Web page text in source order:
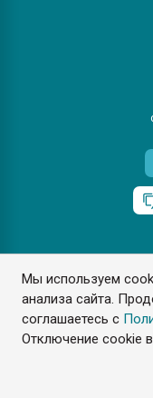
Мы используем
анализа сайта.
соглашаетесь с
Отключение cookie
Разрешается